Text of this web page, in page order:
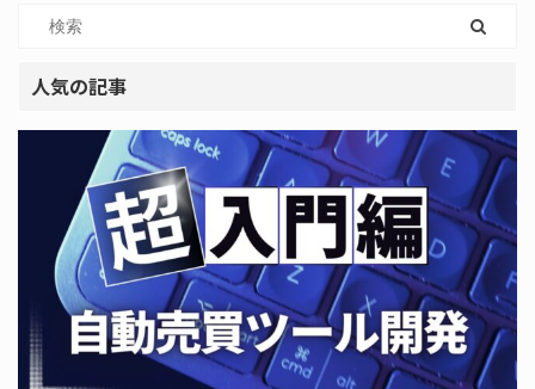
人気の記事